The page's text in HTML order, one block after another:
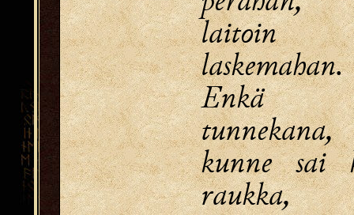
laitoin
laskemahan.
Enkä
tunnekana,
kunne sai
raukka,